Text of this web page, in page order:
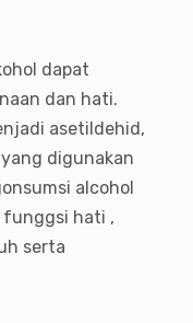
dapat
dan hati.
asetildehid,
yang digunakan
alcohol
funggsi hati ,
serta